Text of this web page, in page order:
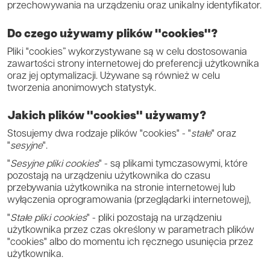
przechowywania na urządzeniu oraz unikalny identyfikator.
Do czego używamy plików "cookies"?
Pliki "cookies” wykorzystywane są w celu dostosowania
zawartości strony internetowej do preferencji użytkownika
oraz jej optymalizacji. Używane są również w celu
tworzenia anonimowych statystyk.
Jakich plików "cookies" używamy?
Stosujemy dwa rodzaje plików "cookies" - "stałe" oraz
"sesyjne".
"Sesyjne pliki cookies" - są plikami tymczasowymi, które
pozostają na urządzeniu użytkownika do czasu
przebywania użytkownika na stronie internetowej lub
wyłączenia oprogramowania (przeglądarki internetowej),
"Stałe pliki cookies" - pliki pozostają na urządzeniu
użytkownika przez czas określony w parametrach plików
"cookies" albo do momentu ich ręcznego usunięcia przez
użytkownika.